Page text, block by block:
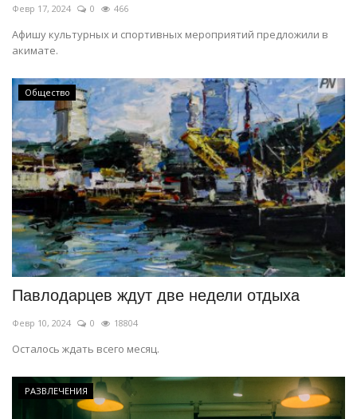
Февр 17, 2024 0 466
Афишу культурных и спортивных мероприятий предложили в
акимате.
Общество
Павлодарцев ждут две недели отдыха
Февр 10, 2024 0 18804
Осталось ждать всего месяц.
РАЗВЛЕЧЕНИЯ